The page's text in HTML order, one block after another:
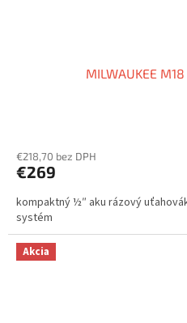
MILWAUKEE
€218,70 bez DPH
€269
kompaktný ½″ aku rázový
systém
Akcia